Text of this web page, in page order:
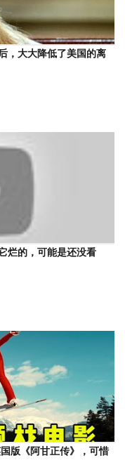
，大大降低了美国的离
烂的，可能是还没看
版《阿甘正传》，可惜